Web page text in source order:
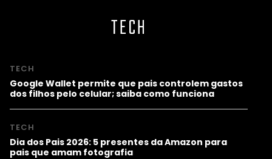
TECH
TECH
Google Wallet permite que pais controlem gastos
dos filhos pelo celular; saiba como funciona
TECH
Dia dos Pais 2026: 5 presentes da Amazon para
pais que amam fotografia